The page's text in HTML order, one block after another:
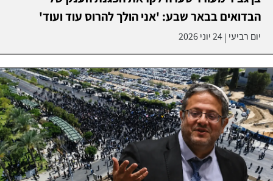
הבדואים בבאר שבע: 'אני הולך להרוס עוד ועוד'
יום רביעי |24 יוני 2026